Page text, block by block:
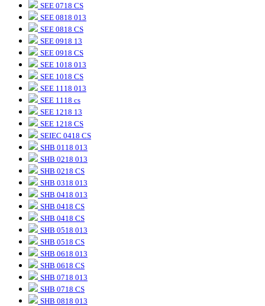
SEE 0718 CS
SEE 0818 013
SEE 0818 CS
SEE 0918 13
SEE 0918 CS
SEE 1018 013
SEE 1018 CS
SEE 1118 013
SEE 1118 cs
SEE 1218 13
SEE 1218 CS
SEIEC 0418 CS
SHB 0118 013
SHB 0218 013
SHB 0218 CS
SHB 0318 013
SHB 0418 013
SHB 0418 CS
SHB 0418 CS
SHB 0518 013
SHB 0518 CS
SHB 0618 013
SHB 0618 CS
SHB 0718 013
SHB 0718 CS
SHB 0818 013